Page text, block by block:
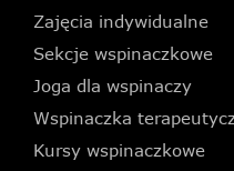
Zajęcia indywidualne
Sekcje wspinaczkowe
Joga dla wspinaczy
Wspinaczka
Kursy wspinaczkowe